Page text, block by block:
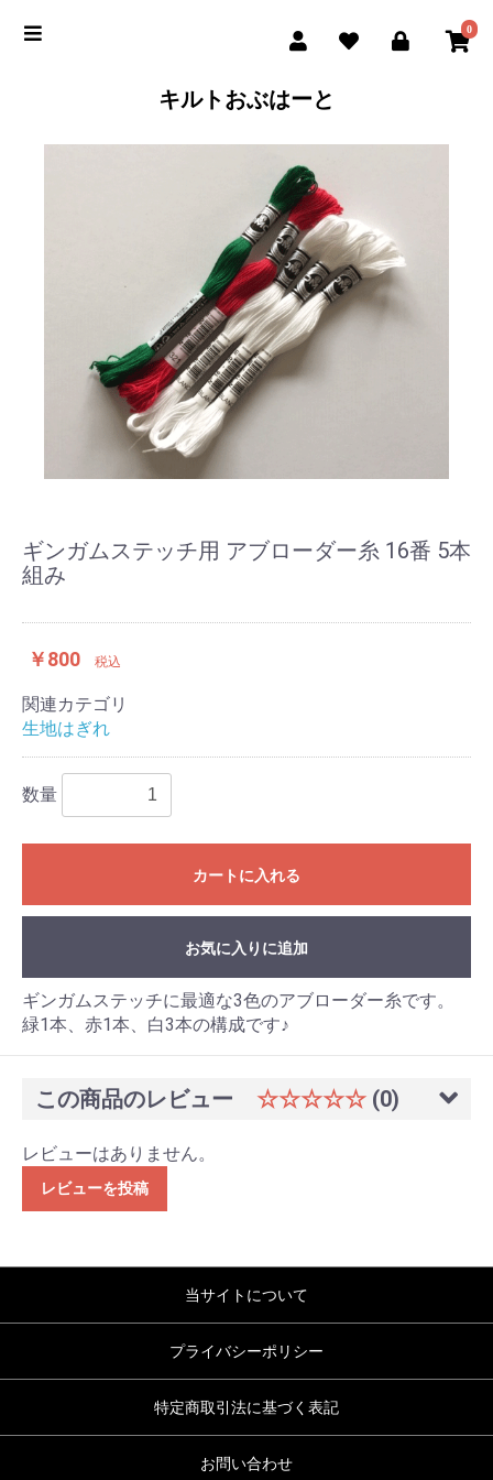
0
キルトおぶはーと
ギンガムステッチ用 アブローダー糸 16番 5本
組み
￥800 税込
関連カテゴリ
生地はぎれ
数量
カートに入れる
お気に入りに追加
ギンガムステッチに最適な3色のアブローダー糸です。
緑1本、赤1本、白3本の構成です♪
この商品のレビュー ☆☆☆☆☆ (0)
レビューはありません。
レビューを投稿
当サイトについて
プライバシーポリシー
特定商取引法に基づく表記
お問い合わせ